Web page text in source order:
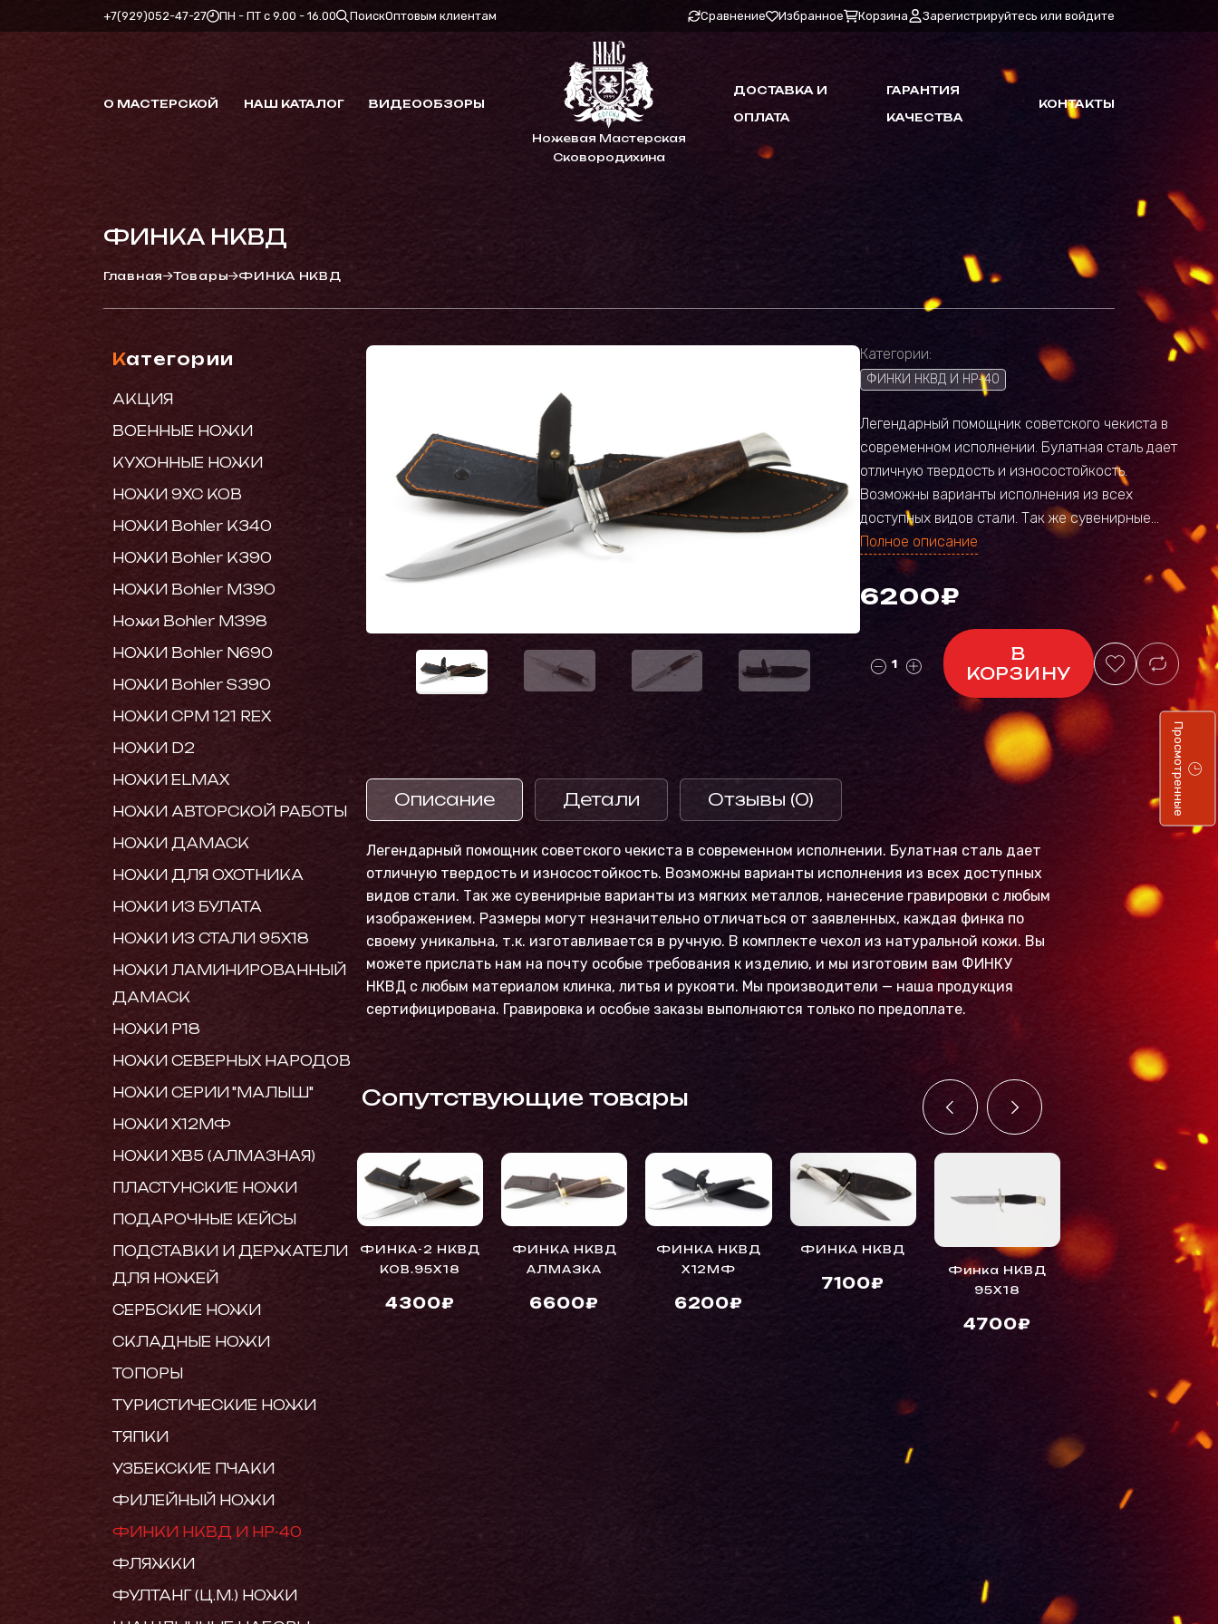
+7(929)052-47-27 ПН - ПТ с 9.00 - 16.00 ПоискОптовым клиентам Сравнение Избранное Корзина Зарегистрируйтесь или войдите
О МАСТЕРСКОЙ НАШ КАТАЛОГ ВИДЕООБЗОРЫ
Ножевая Мастерская
Сковородихина
ДОСТАВКА И
ОПЛАТА
ГАРАНТИЯ
КАЧЕСТВА
КОНТАКТЫ
ФИНКА НКВД
Главная Товары ФИНКА НКВД
Категории
АКЦИЯ
ВОЕННЫЕ НОЖИ
КУХОННЫЕ НОЖИ
НОЖИ 9ХС КОВ
НОЖИ Bohler K340
НОЖИ Bohler K390
НОЖИ Bohler M390
Ножи Bohler M398
НОЖИ Bohler N690
НОЖИ Bohler S390
НОЖИ CPM 121 REX
НОЖИ D2
НОЖИ ELMAX
НОЖИ АВТОРСКОЙ РАБОТЫ
НОЖИ ДАМАСК
НОЖИ ДЛЯ ОХОТНИКА
НОЖИ ИЗ БУЛАТА
НОЖИ ИЗ СТАЛИ 95Х18
НОЖИ ЛАМИНИРОВАННЫЙ
ДАМАСК
НОЖИ Р18
НОЖИ СЕВЕРНЫХ НАРОДОВ
НОЖИ СЕРИИ "МАЛЫШ"
НОЖИ Х12МФ
НОЖИ ХВ5 (АЛМАЗНАЯ)
ПЛАСТУНСКИЕ НОЖИ
ПОДАРОЧНЫЕ КЕЙСЫ
ПОДСТАВКИ И ДЕРЖАТЕЛИ
ДЛЯ НОЖЕЙ
СЕРБСКИЕ НОЖИ
СКЛАДНЫЕ НОЖИ
ТОПОРЫ
ТУРИСТИЧЕСКИЕ НОЖИ
ТЯПКИ
УЗБЕКСКИЕ ПЧАКИ
ФИЛЕЙНЫЙ НОЖИ
ФИНКИ НКВД И НР-40
ФЛЯЖКИ
ФУЛТАНГ (Ц.М.) НОЖИ
Категории:
ФИНКИ НКВД И НР-40
Легендарный помощник советского чекиста в
современном исполнении. Булатная сталь дает
отличную твердость и износостойкость.
Возможны варианты исполнения из всех
доступных видов стали. Так же сувенирные...
Полное описание
6200₽
В
КОРЗИНУ
Описание Детали Отзывы (0)
Легендарный помощник советского чекиста в современном исполнении. Булатная сталь дает
отличную твердость и износостойкость. Возможны варианты исполнения из всех доступных
видов стали. Так же сувенирные варианты из мягких металлов, нанесение гравировки с любым
изображением. Размеры могут незначительно отличаться от заявленных, каждая финка по
своему уникальна, т.к. изготавливается в ручную. В комплекте чехол из натуральной кожи. Вы
можете прислать нам на почту особые требования к изделию, и мы изготовим вам ФИНКУ
НКВД с любым материалом клинка, литья и рукояти. Мы производители — наша продукция
сертифицирована. Гравировка и особые заказы выполняются только по предоплате.
Cопутствующие товары
ФИНКА-2 НКВД
КОВ.95Х18
4300₽
ФИНКА НКВД
АЛМАЗКА
6600₽
ФИНКА НКВД
Х12МФ
6200₽
ФИНКА НКВД
7100₽
Финка НКВД
95Х18
4700₽
ФИНКА НКВД
Просмотренные